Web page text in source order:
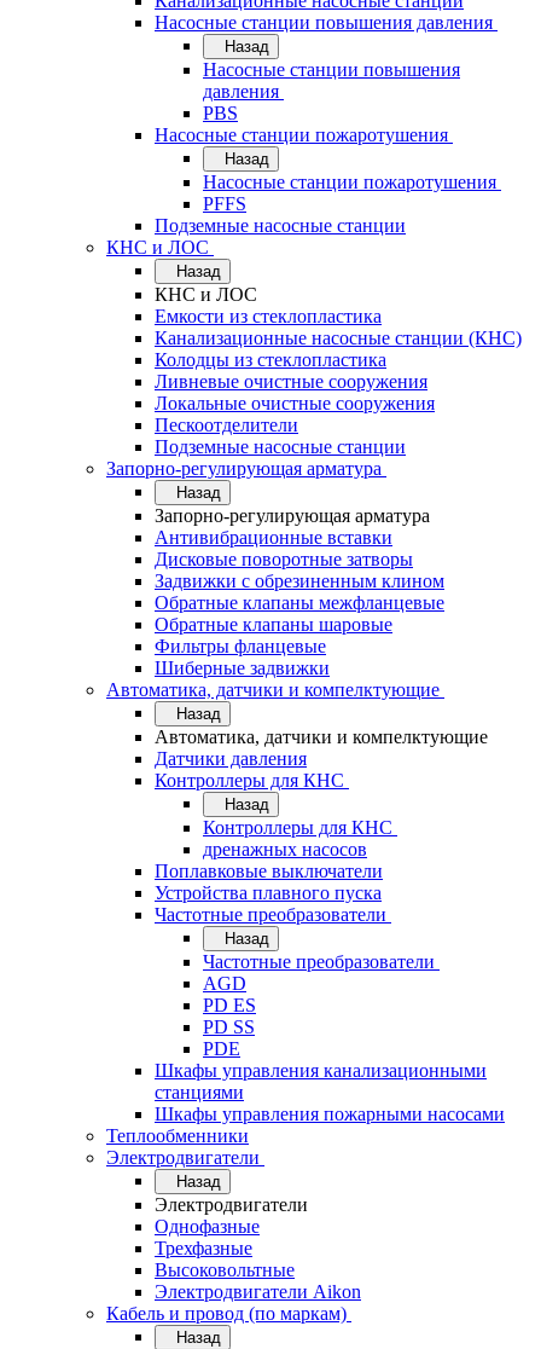
Насосные станции повышения давления
Назад
Насосные станции повышения
давления
PBS
Насосные станции пожаротушения
Назад
Насосные станции пожаротушения
PFFS
Подземные насосные станции
КНС и ЛОС
Назад
КНС и ЛОС
Емкости из стеклопластика
Канализационные насосные станции (КНС)
Колодцы из стеклопластика
Ливневые очистные сооружения
Локальные очистные сооружения
Пескоотделители
Подземные насосные станции
Запорно-регулирующая арматура
Назад
Запорно-регулирующая арматура
Антивибрационные вставки
Дисковые поворотные затворы
Задвижки с обрезиненным клином
Обратные клапаны межфланцевые
Обратные клапаны шаровые
Фильтры фланцевые
Шиберные задвижки
Автоматика, датчики и компелктующие
Назад
Автоматика, датчики и компелктующие
Датчики давления
Контроллеры для КНС
Назад
Контроллеры для КНС
дренажных насосов
Поплавковые выключатели
Устройства плавного пуска
Частотные преобразователи
Назад
Частотные преобразователи
AGD
PD ES
PD SS
PDE
Шкафы управления канализационными
станциями
Шкафы управления пожарными насосами
Теплообменники
Электродвигатели
Назад
Электродвигатели
Однофазные
Трехфазные
Высоковольтные
Электродвигатели Aikon
Кабель и провод (по маркам)
Назад